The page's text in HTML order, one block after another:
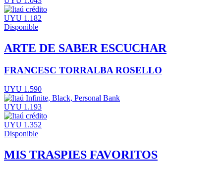
UYU 1.182
Disponible
ARTE DE SABER ESCUCHAR
FRANCESC TORRALBA ROSELLO
UYU 1.590
UYU 1.193
UYU 1.352
Disponible
MIS TRASPIES FAVORITOS